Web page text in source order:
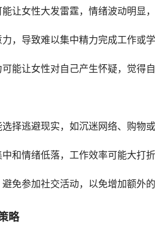
女性大发雷霆，情绪波动明显，
导致难以集中精力完成工作或学
让女性对自己产生怀疑，觉得自
逃避现实，如沉迷网络、购物或
情绪低落，工作效率可能大打折
参加社交活动，以免增加额外的
略